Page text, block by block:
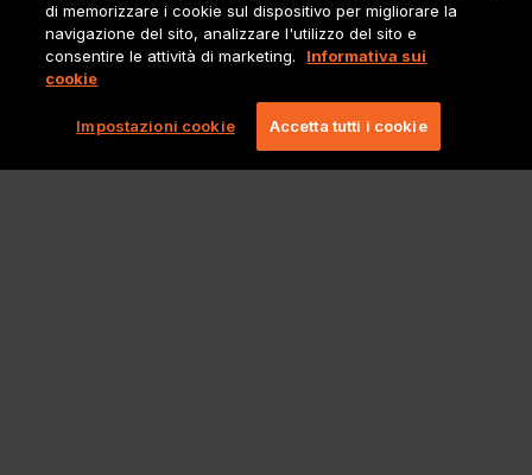
Sito principale
Lionbridge
di memorizzare i cookie sul dispositivo per migliorare la
navigazione del sito, analizzare l'utilizzo del sito e
consentire le attività di marketing.
Informativa sui
cookie
Impostazioni cookie Accetta tutti i cookie